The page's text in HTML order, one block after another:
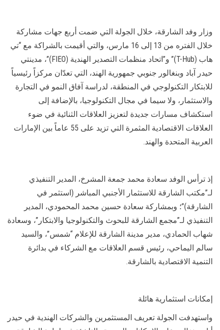
وزار وفد الشارقة، خلال الجولة التي ضمت أربع جهات مشاركة
خلال الفتره من 13 إلى 16 مارس، والتي أقيمت بالشراكة مع “تي
هاب (T-Hub)” و”اتحاد منظمات التصدير الهندية (FIEO)”، مدينتي
حيدر آباد وبنغالور جنوبي جمهورية الهند، التي تعدّان مركزاً رئيسياً
للابتكار التكنولوجي في المنطقة، لدراسة آفاق النمو في التجارة
والاستثمار، ولا سيما في مجال التكنولوجيا، بالإضافة إلى
استكشاف مسارات جديدة لتعزيز العلاقات الثنائية في ضوء
العلاقات الاقتصادية المثمرة التي تزيد على 55 عاماً بين الإمارات
العربية المتحدة والهند.
إذ ترأس الوفد سعادة محمد جمعة المشرخ، المدير التنفيذي
لـ”مكتب الشارقة للاستثمار الأجنبي المباشر (استثمر في
الشارقة)”؛ وبمشاركة سعادة حسين محمد المحمودي، المدير
التنفيذي لـ”مجمع الشارقة للبحوث والتكنولوجيا والابتكار”، وسعادة
شهاب الحمادي، مدير مدينة الشارقة للإعلام “شمس”، والسيد
سالم اليماحي، رئيس قسم العلاقات مع الشركاء في بدائرة
التنمية الاقتصادية بالشارقة.
إمكانات استثمارية هائلة
واستهدفت الجولة تعريف المستثمرين والشركات الهندية في حيدر